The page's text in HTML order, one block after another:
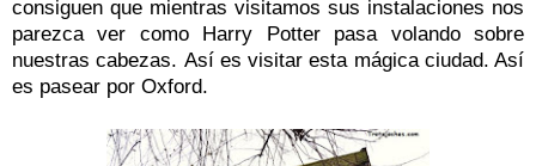
consiguen que mientras visitamos sus instalaciones nos
parezca ver como Harry Potter pasa volando sobre
nuestras cabezas. Así es visitar esta mágica ciudad. Así
es pasear por Oxford.